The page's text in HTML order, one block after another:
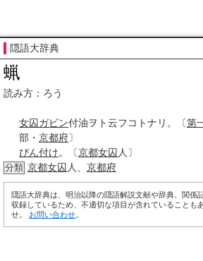
隠語大辞典
蝋
読み方：ろう
女囚ガビン付油ヲト云フコトナリ。〔第
部・ 京都府〕
びん付け。〔京都女囚 人〕
分類 京都女囚 人、 京都府
隠語大辞典は、明治以降の隠語解説文献や辞典、関係
収録しているため、不適切な項目が含れていることも
せ。 お問い合わせ